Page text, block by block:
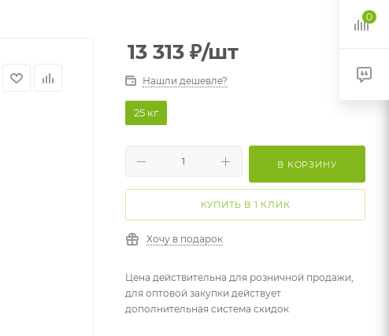
13 313 ₽/шт
Нашли дешевле?
25 кг
В КОРЗИНУ
КУПИТЬ В 1 КЛИК
Хочу в подарок
Цена действительна для розничной продажи,
для оптовой закупки действует
дополнительная система скидок
0